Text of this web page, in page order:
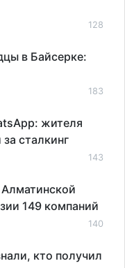
128
в Байсерке:
183
жителя
сталкинг
143
149 компаний
140
кто получил